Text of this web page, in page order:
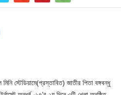
স্টেডিয়ামে(প্রস্তাবিত) জাতীর পিতা বঙ্গবন্ধু